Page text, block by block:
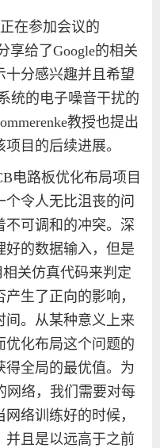
在参加会议的
享给了Google的相关
十分感兴趣并且希望
统的电子噪音干扰的
教授也提出
目的后续进展。
电路板优化布局项目
令人无比沮丧的问
不可调和的冲突。深
好的数据输入，但是
关仿真代码来判定
生了正向的影响，
间。从某种意义上来
优化布局这个问题的
得全局的最优值。为
网络，我们需要对每
络训练好的时候，
并且是以远高于之前